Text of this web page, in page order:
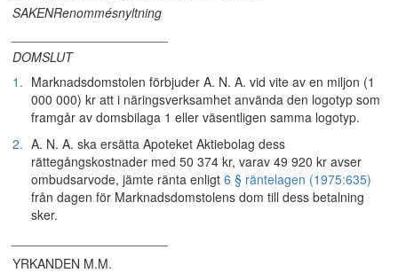
SAKENRenommésnyltning
DOMSLUT
1. Marknadsdomstolen förbjuder A. N. A. vid vite av en miljon (1
000 000) kr att i näringsverksamhet använda den logotyp som
framgår av domsbilaga 1 eller väsentligen samma logotyp.
2. A. N. A. ska ersätta Apoteket Aktiebolag dess
rättegångskostnader med 50 374 kr, varav 49 920 kr avser
ombudsarvode, jämte ränta enligt 6 § räntelagen (1975:635)
från dagen för Marknadsdomstolens dom till dess betalning
sker.
YRKANDEN M.M.